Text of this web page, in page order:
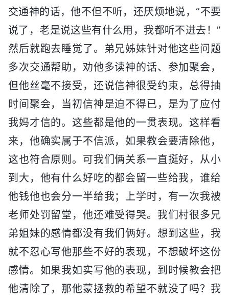
交通神的话，他不但不听，还厌烦地说，“不要
说了，老是说这些有什么用，我都听不进去！”
然后就跑去睡觉了。弟兄姊妹针对他这些问题
多次交通帮助，劝他多读神的话、参加聚会，
但他丝毫不接受，还说信神很受约束，总得抽
时间聚会，当初信神是迫不得已，是为了应付
我妈才信的。这些都是他的一贯表现。这样看
来，他确实属于不信派，如果教会要清除他，
这也符合原则。可我们俩关系一直挺好，从小
到大，他有什么好吃的都会留一些给我，谁给
他钱他也会分一半给我；上学时，有一次我被
老师处罚留堂，他还难受得哭。我们村很多兄
弟姐妹的感情都没有我们俩好。想到这些，我
就不忍心写他那些不好的表现，不想破坏这份
感情。如果我如实写他的表现，到时候教会把
他清除了，那他蒙拯救的希望不就没了吗？我